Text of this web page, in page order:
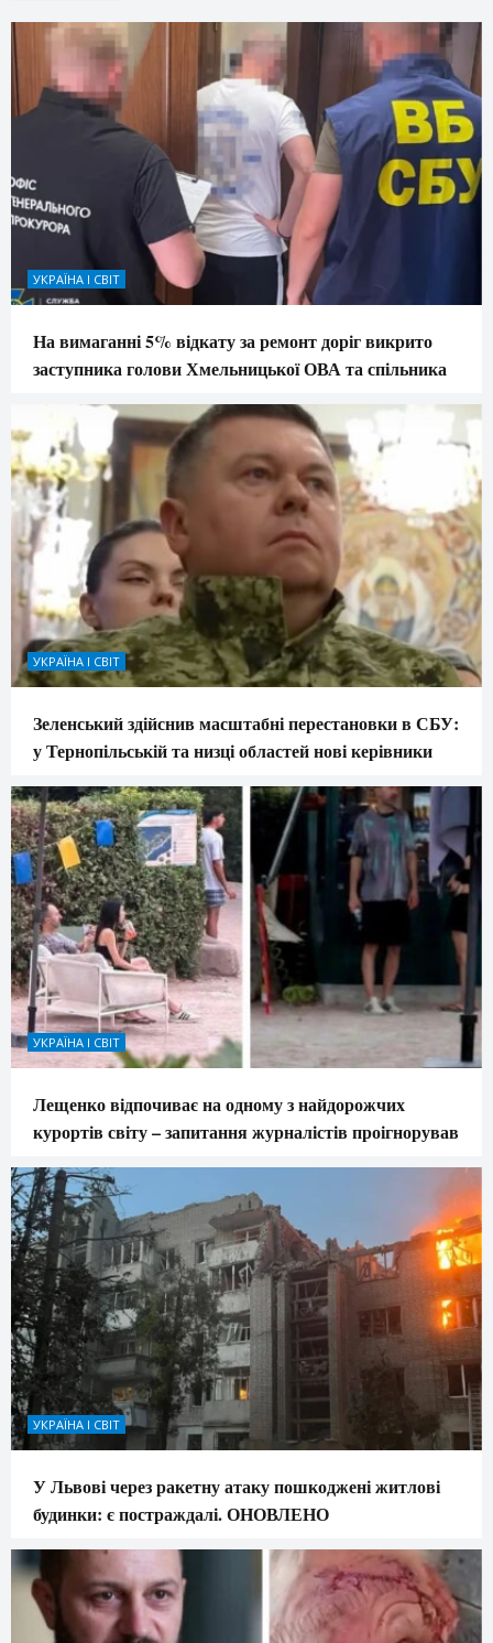
УКРАЇНА І СВІТ
На вимаганні 5% відкату за ремонт доріг викрито
заступника голови Хмельницької ОВА та спільника
УКРАЇНА І СВІТ
Зеленський здійснив масштабні перестановки в СБУ:
у Тернопільській та низці областей нові керівники
УКРАЇНА І СВІТ
Лещенко відпочиває на одному з найдорожчих
курортів світу – запитання журналістів проігнорував
УКРАЇНА І СВІТ
У Львові через ракетну атаку пошкоджені житлові
будинки: є постраждалі. ОНОВЛЕНО